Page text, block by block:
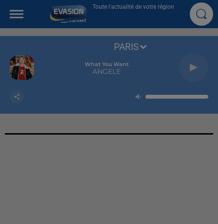
Toute l'actualité de votre région
What You Want
ANGELE
PARIS